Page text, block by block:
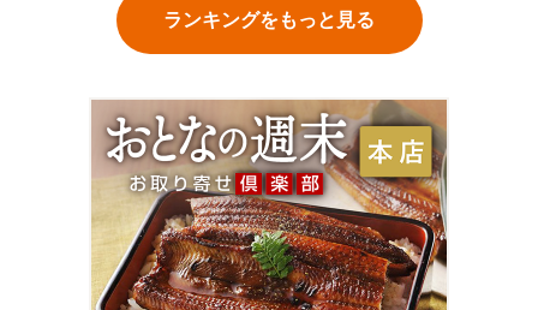
ランキングをもっと見る